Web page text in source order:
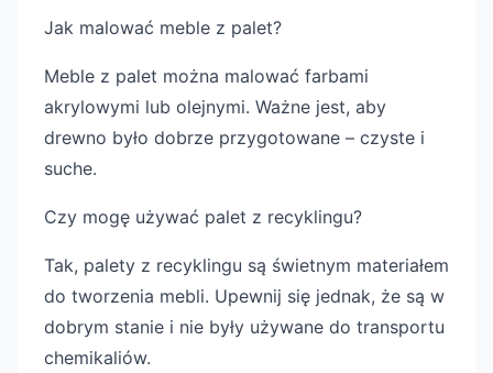
Jak malować meble z palet?
Meble z palet można malować farbami
akrylowymi lub olejnymi. Ważne jest, aby
drewno było dobrze przygotowane – czyste i
suche.
Czy mogę używać palet z recyklingu?
Tak, palety z recyklingu są świetnym materiałem
do tworzenia mebli. Upewnij się jednak, że są w
dobrym stanie i nie były używane do transportu
chemikaliów.